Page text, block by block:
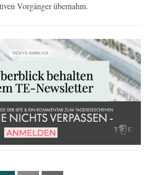
Vorgänger übernahm.